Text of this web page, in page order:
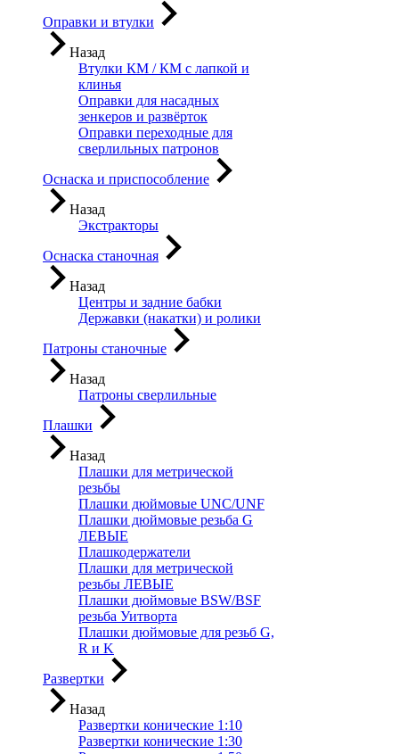
Оправки и втулки
Назад
Втулки КМ / КМ с лапкой и
клинья
Оправки для насадных
зенкеров и развёрток
Оправки переходные для
сверлильных патронов
Оснаска и приспособление
Назад
Экстракторы
Оснаска станочная
Назад
Центры и задние бабки
Державки (накатки) и ролики
Патроны станочные
Назад
Патроны сверлильные
Плашки
Назад
Плашки для метрической
резьбы
Плашки дюймовые UNC/UNF
Плашки дюймовые резьба G
ЛЕВЫЕ
Плашкодержатели
Плашки для метрической
резьбы ЛЕВЫЕ
Плашки дюймовые BSW/BSF
резьба Уитворта
Плашки дюймовые для резьб G,
R и K
Развертки
Назад
Развертки конические 1:10
Развертки конические 1:30